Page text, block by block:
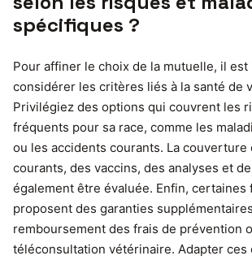
spécifiques ?
Pour affiner le choix de la mutuelle, il
considérer les critères liés à la santé de
Privilégiez des options qui couvrent les
fréquents pour sa race, comme les
ou les accidents courants. La couverture
courants, des vaccins, des analyses et
également être évaluée. Enfin, certaines
proposent des garanties
remboursement des frais de prévention
téléconsultation vétérinaire. Adapter ces